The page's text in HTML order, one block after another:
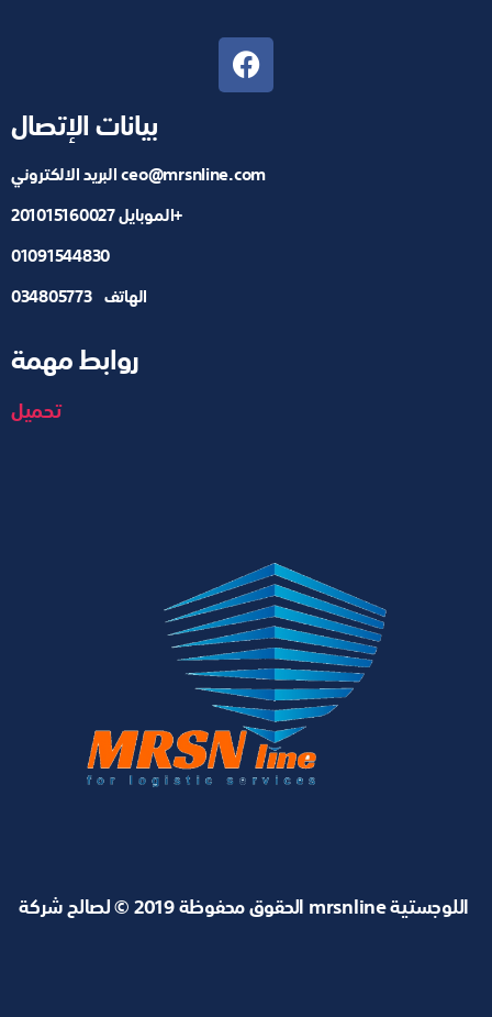
بيانات الإتصال
البريد الالكترونيceo@mrsnline.com
الموبايل 201015160027+
01091544830
روابط مهمة
تحميل
الحقوق محفوظة 2019 © لصالح شركة mrsnline اللوجستية